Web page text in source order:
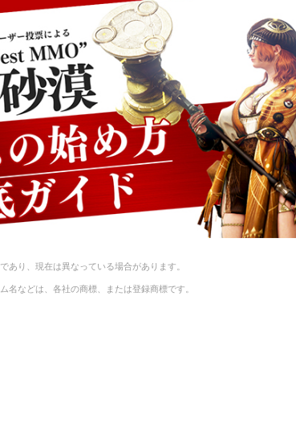
あり、現在は異なっている場合があります。
名などは、各社の商標、または登録商標です。